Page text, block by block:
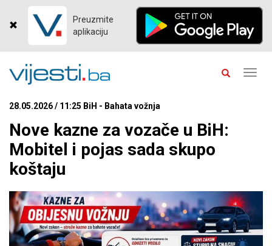
Preuzmite
aplikaciju
28.05.2026 / 11:25 BiH - Bahata vožnja
Nove kazne za vozače u BiH:
Mobitel i pojas sada skupo
koštaju